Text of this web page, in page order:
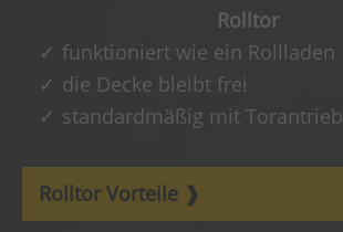
Rolltor
funktioniert wie ein Rollladen
die Decke bleibt frei
standardmäßig mit Torantrieb
Rolltor Vorteile